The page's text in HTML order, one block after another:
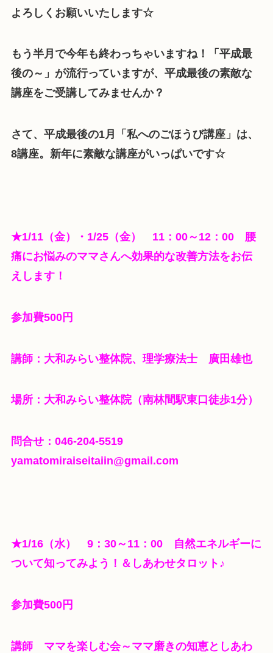
よろしくお願いいたします☆
もう半月で今年も終わっちゃいますね！「平成最
後の～」が流行っていますが、平成最後の素敵な
講座をご受講してみませんか？
さて、平成最後の1月「私へのごほうび講座」は、
8講座。新年に素敵な講座がいっぱいです☆
★1/11（金）・1/25（金） 11：00～12：00 腰
痛にお悩みのママさんへ効果的な改善方法をお伝
えします！
参加費500円
講師：大和みらい整体院、理学療法士 廣田雄也
場所：大和みらい整体院（南林間駅東口徒歩1分）
問合せ：046-204-5519
yamatomiraiseitaiin@gmail.com
★1/16（水） 9：30～11：00 自然エネルギーに
ついて知ってみよう！＆しあわせタロット♪
参加費500円
講師 ママを楽しむ会～ママ磨きの知恵としあわ